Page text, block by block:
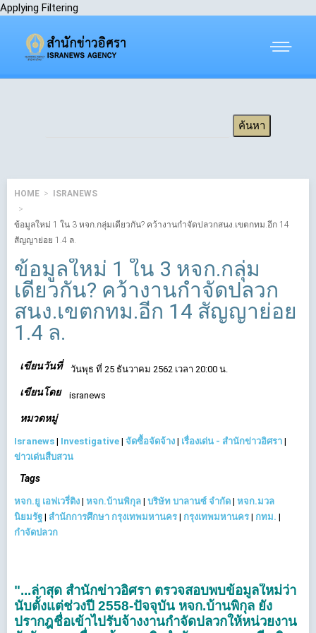
Applying Filtering
HOME ISRANEWS
ข้อมูลใหม่ 1 ใน 3 หจก.กลุ่มเดียวกัน? คว้างานกำจัดปลวกสนง.เขตกทม.อีก 14
สัญญาย่อย 1.4 ล.
ข้อมูลใหม่ 1 ใน 3 หจก.กลุ่ม
เดียวกัน? คว้างานกำจัดปลวก
สนง.เขตกทม.อีก 14 สัญญาย่อย
1.4 ล.
เขียนวันที่ วันพุธ ที่ 25 ธันวาคม 2562 เวลา 20:00 น.
เขียนโดย isranews
หมวดหมู่
Isranews | Investigative | จัดซื้อจัดจ้าง | เรื่องเด่น - สำนักข่าวอิศรา |
ข่าวเด่นสืบสวน
Tags
หจก.ยู เอฟเวรี่ติง | หจก.บ้านพิกุล | บริษัท บาลานซ์ จำกัด | หจก.มวล
นิยมรัฐ | สำนักการศึกษา กรุงเทพมหานคร | กรุงเทพมหานคร | กทม. |
กำจัดปลวก
"...ล่าสุด สำนักข่าวอิศรา ตรวจสอบพบข้อมูลใหม่ว่า
นับตั้งแต่ช่วงปี 2558-ปัจจุบัน หจก.บ้านพิกุล ยัง
ปรากฎชื่อเข้าไปรับจ้างงานกำจัดปลวกให้หน่วยงาน